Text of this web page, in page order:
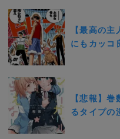
【最高の
にもカッコ
【悲報】
るタイプ